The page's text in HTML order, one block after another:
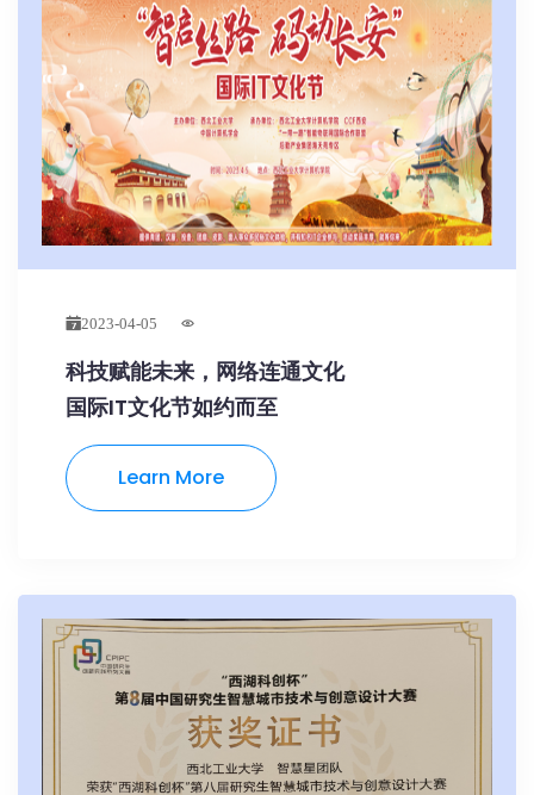
2023-04-05
科技赋能未来，网络连通文化
国际IT文化节如约而至